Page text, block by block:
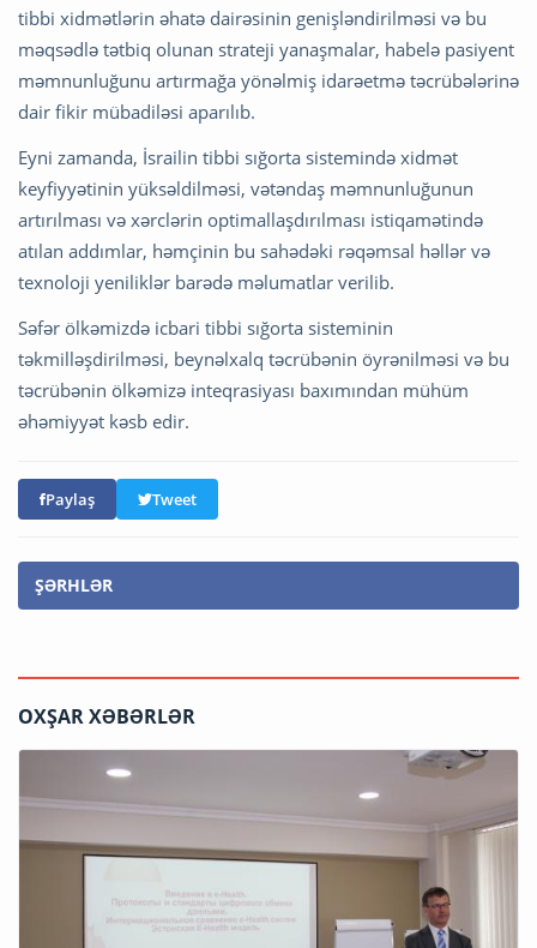
tibbi xidmətlərin əhatə dairəsinin genişləndirilməsi və bu
məqsədlə tətbiq olunan strateji yanaşmalar, habelə pasiyent
məmnunluğunu artırmağa yönəlmiş idarəetmə təcrübələrinə
dair fikir mübadiləsi aparılıb.
Eyni zamanda, İsrailin tibbi sığorta sistemində xidmət
keyfiyyətinin yüksəldilməsi, vətəndaş məmnunluğunun
artırılması və xərclərin optimallaşdırılması istiqamətində
atılan addımlar, həmçinin bu sahədəki rəqəmsal həllər və
texnoloji yeniliklər barədə məlumatlar verilib.
Səfər ölkəmizdə icbari tibbi sığorta sisteminin
təkmilləşdirilməsi, beynəlxalq təcrübənin öyrənilməsi və bu
təcrübənin ölkəmizə inteqrasiyası baxımından mühüm
əhəmiyyət kəsb edir.
Paylaş Tweet
ŞƏRHLƏR
OXŞAR XƏBƏRLƏR